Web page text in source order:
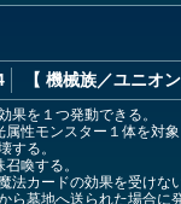
【 機械族／ユニオ
を１つ発動できる。
性モンスター１体を対
する。
喚する。
カードの効果を受けない
墓地へ送られた場合に